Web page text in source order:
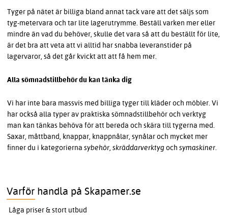
Tyger på nätet är billiga bland annat tack vare att det säljs som
tyg-metervara och tar lite lagerutrymme. Beställ varken mer eller
mindre än vad du behöver, skulle det vara så att du beställt för lite,
är det bra att veta att vi alltid har snabba leveranstider på
lagervaror, så det går kvickt att att få hem mer.
Alla sömnadstillbehör du kan tänka dig
Vi har inte bara massvis med billiga tyger till kläder och möbler. Vi
har också alla typer av praktiska sömnadstillbehör och verktyg
man kan tänkas behöva för att bereda och skära till tygerna med.
Saxar, måttband, knappar, knappnålar, synålar och mycket mer
finner du i kategorierna sybehör, skräddarverktyg och symaskiner.
Varför handla på Skapamer.se
Låga priser & stort utbud